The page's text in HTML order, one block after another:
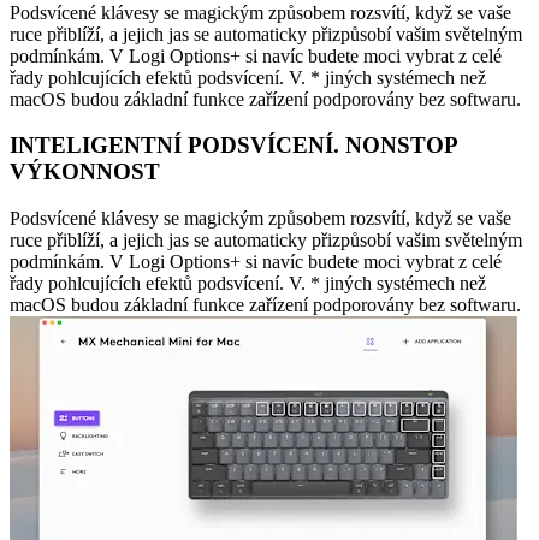
Podsvícené klávesy se magickým způsobem rozsvítí, když se vaše
ruce přiblíží, a jejich jas se automaticky přizpůsobí vašim světelným
podmínkám. V Logi Options+ si navíc budete moci vybrat z celé
řady pohlcujících efektů podsvícení. V. * jiných systémech než
macOS budou základní funkce zařízení podporovány bez softwaru.
INTELIGENTNÍ PODSVÍCENÍ. NONSTOP
VÝKONNOST
Podsvícené klávesy se magickým způsobem rozsvítí, když se vaše
ruce přiblíží, a jejich jas se automaticky přizpůsobí vašim světelným
podmínkám. V Logi Options+ si navíc budete moci vybrat z celé
řady pohlcujících efektů podsvícení. V. * jiných systémech než
macOS budou základní funkce zařízení podporovány bez softwaru.